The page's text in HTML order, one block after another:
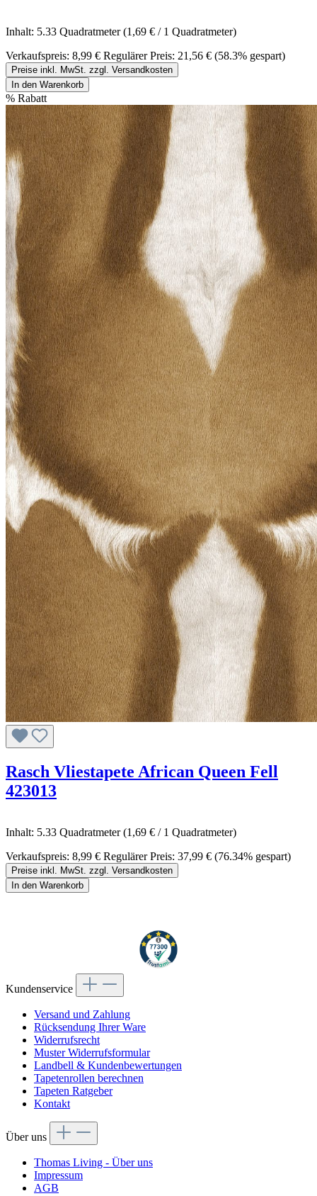
Inhalt: 5.33 Quadratmeter(1,69 € / 1 Quadratmeter)
Verkaufspreis: 8,99 € Regulärer Preis: 21,56 € (58.3% gespart)
Preise inkl. MwSt. zzgl. Versandkosten
In den Warenkorb
% Rabatt
Rasch Vliestapete African Queen Fell
423013
Inhalt: 5.33 Quadratmeter(1,69 € / 1 Quadratmeter)
Verkaufspreis: 8,99 € Regulärer Preis: 37,99 € (76.34% gespart)
Preise inkl. MwSt. zzgl. Versandkosten
In den Warenkorb
Kundenservice
Versand und Zahlung
Rücksendung Ihrer Ware
Widerrufsrecht
Muster Widerrufsformular
Landbell & Kundenbewertungen
Tapetenrollen berechnen
Tapeten Ratgeber
Kontakt
Über uns
Thomas Living - Über uns
Impressum
AGB